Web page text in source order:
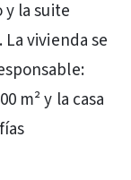
la suite
vivienda se
m² y la casa